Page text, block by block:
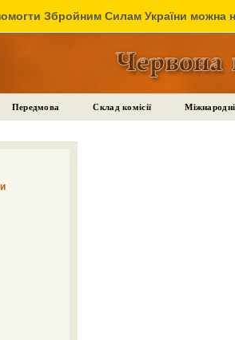
Збройним Силам України можна
Передмова Склад комісії